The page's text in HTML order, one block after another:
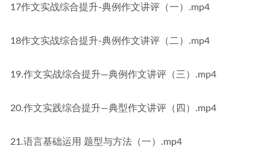
17作文实战综合提升-典例作文讲评（一）.mp4
18作文实战综合提升-典例作文讲评（二）.mp4
19.作文实战综合提升—典例作文讲评（三）.mp4
20.作文实践综合提升—典型作文讲评（四）.mp4
21.语言基础运用 题型与方法（一）.mp4